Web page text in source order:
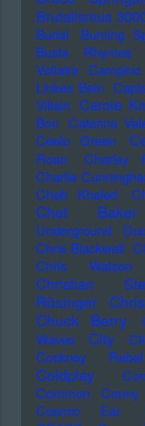
Brutalismus
Burial Burning
Busta Rhymes
Voltaire Campino
Linkes Bein
Villain Carole
Bon
Caterina
Ceelo Green
Roan
Charley
Charlie
Cheb Khaled
Chet Baker
Underground
Chris Blackwell
Chris Watson
Christian
Rösinger
Chuck Berry
Waves
City
Cockney Rebel
Coldplay
Common
Cosmic Ear